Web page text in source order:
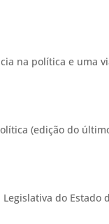
na política e uma
(edição do
do